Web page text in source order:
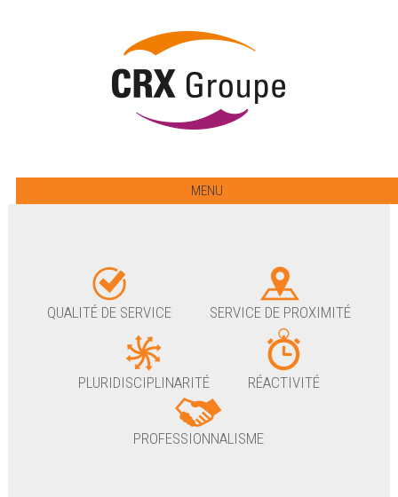
MENU
QUALITÉ DE SERVICE SERVICE DE PROXIMITÉ
PLURIDISCIPLINARITÉ RÉACTIVITÉ
PROFESSIONNALISME